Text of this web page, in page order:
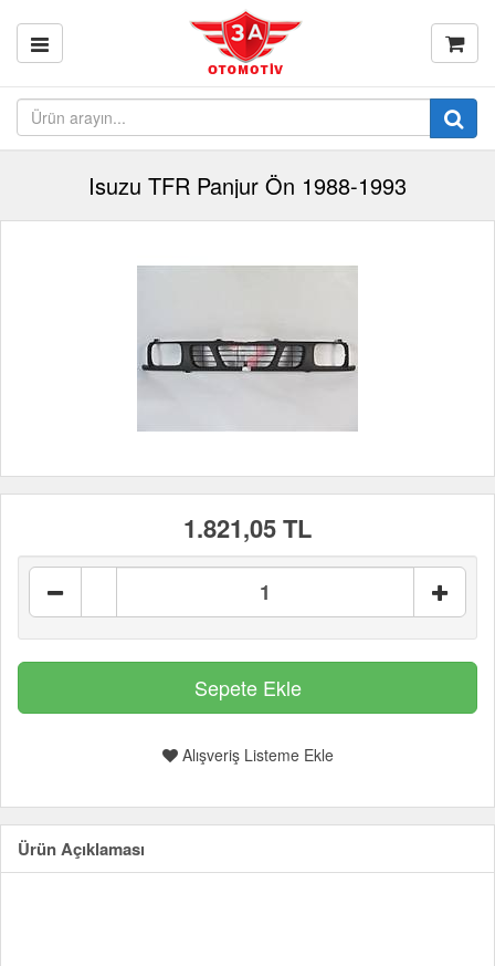
Isuzu TFR Panjur Ön 1988-1993
1.821,05 TL
Alışveriş Listeme Ekle
Ürün Açıklaması